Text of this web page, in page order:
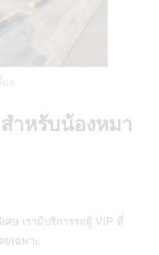
ง
ำหรับน้องหมา
ศษ เรามี บริการรถตู้ VIP ที่
ยเฉพาะ